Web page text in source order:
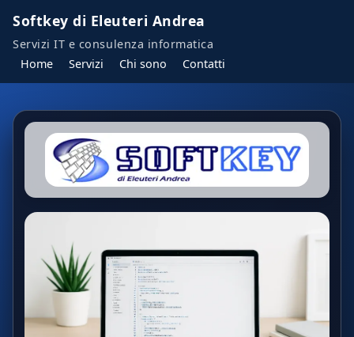
Softkey di Eleuteri Andrea
Servizi IT e consulenza informatica
Home
Servizi Chi sono Contatti